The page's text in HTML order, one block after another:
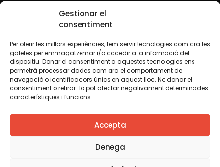
Gestionar el
consentiment
Per oferir les millors experiències, fem servir tecnologies com ara les
galetes per emmagatzemar i/o accedir a la informació del
dispositiu. Donar el consentiment a aquestes tecnologies ens
permetrà processar dades com ara el comportament de
navegació o identificadors únics en aquest lloc. No donar el
consentiment o retirar-lo pot afectar negativament determinades
característiques i funcions.
Accepta
Denega
Xarxes Socials
TWT YTB IG FB IN
Avís legalPolítica de cookies
Creiem que el coneixement s’ha de compartir. Per això
fem servir una llicència Creative Commons, llevat que en
algun material indiquem el contrari. Us animem a copiar,
redistribuir, remesclar o transformar i crear els continguts